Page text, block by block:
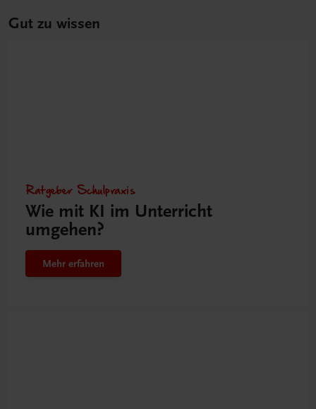
Gut zu wissen
Ratgeber Schulpraxis
Wie mit KI im Unterricht
umgehen?
Mehr erfahren